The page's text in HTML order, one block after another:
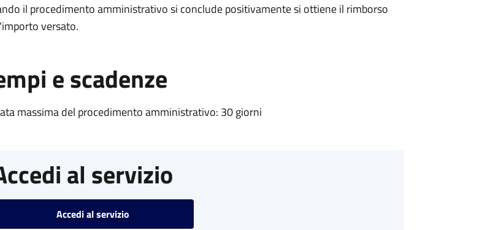
il procedimento amministrativo si conclude positivamente si ottiene il rimborso
versato.
e scadenze
massima del procedimento amministrativo: 30 giorni
al servizio
Accedi al servizio